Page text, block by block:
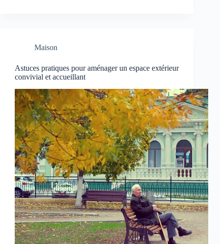
Maison
Astuces pratiques pour aménager un espace extérieur
convivial et accueillant